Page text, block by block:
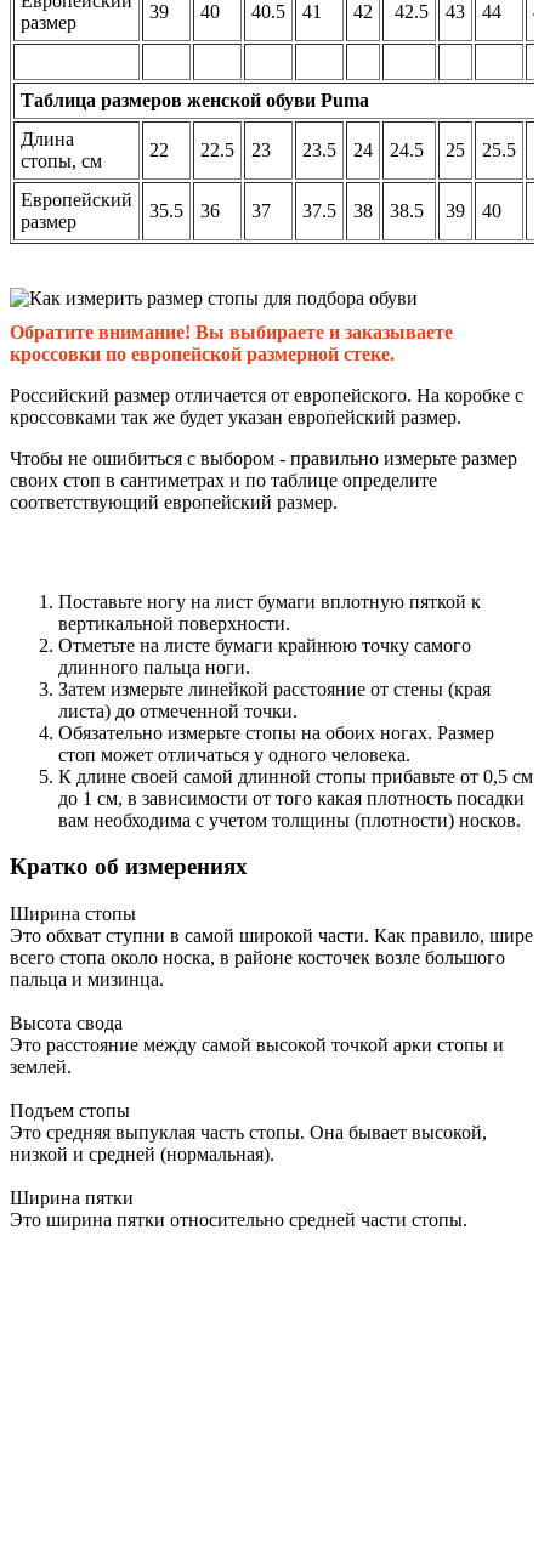
размер
39 40 40.5 41 42 42.5 43 44
Таблица размеров женской обуви Puma
Длина
стопы, см
22 22.5 23 23.5 24 24.5 25 25.5
Европейский
размер
35.5 36 37 37.5 38 38.5 39 40
Обратите внимание! Вы выбираете и заказываете
кроссовки по европейской размерной стеке.
Российский размер отличается от европейского. На коробке с
кроссовками так же будет указан европейский размер.
Чтобы не ошибиться с выбором - правильно измерьте размер
своих стоп в сантиметрах и по таблице определите
соответствующий европейский размер.
Поставьте ногу на лист бумаги вплотную пяткой к
вертикальной поверхности.
Отметьте на листе бумаги крайнюю точку самого
длинного пальца ноги.
Затем измерьте линейкой расстояние от стены (края
листа) до отмеченной точки.
Обязательно измерьте стопы на обоих ногах. Размер
стоп может отличаться у одного человека.
К длине своей самой длинной стопы прибавьте от 0,5 см
до 1 см, в зависимости от того какая плотность посадки
вам необходима с учетом толщины (плотности) носков.
Кратко об измерениях
Ширина стопы
Это обхват ступни в самой широкой части. Как правило, шире
всего стопа около носка, в районе косточек возле большого
пальца и мизинца.
Высота свода
Это расстояние между самой высокой точкой арки стопы и
землей.
Подъем стопы
Это средняя выпуклая часть стопы. Она бывает высокой,
низкой и средней (нормальная).
Ширина пятки
Это ширина пятки относительно средней части стопы.